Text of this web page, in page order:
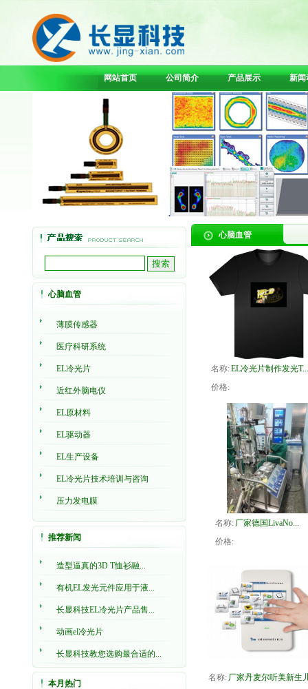
网站首页 公司简介 产品展示 新闻
心脑血管
薄膜传感器
医疗科研系统
EL冷光片
近红外脑电仪
EL原材料
EL驱动器
EL生产设备
EL冷光片技术培训与咨询
压力发电膜
推荐新闻
造型逼真的3D T恤衫融...
有机EL发光元件应用于液...
长显科技EL冷光片产品售...
动画el冷光片
长显科技教您选购最合适的...
本月热门
心脑血管
名称:EL冷光片制作发光T...
价格:
名称: 厂家德国LivaNo...
价格:
名称: 厂家丹麦尔听美新生